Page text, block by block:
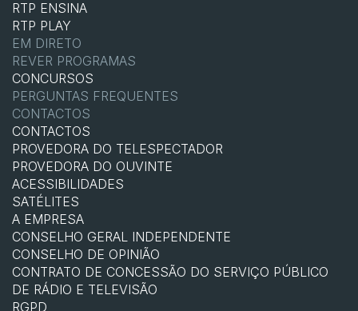
RTP ENSINA
RTP PLAY
EM DIRETO
REVER PROGRAMAS
CONCURSOS
PERGUNTAS FREQUENTES
CONTACTOS
CONTACTOS
PROVEDORA DO TELESPECTADOR
PROVEDORA DO OUVINTE
ACESSIBILIDADES
SATÉLITES
A EMPRESA
CONSELHO GERAL INDEPENDENTE
CONSELHO DE OPINIÃO
CONTRATO DE CONCESSÃO DO SERVIÇO PÚBLICO
DE RÁDIO E TELEVISÃO
RGPD